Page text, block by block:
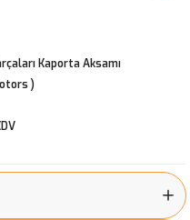
Kaporta Aksamı
)